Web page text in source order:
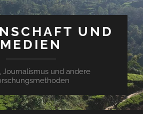
UND
MEDIEN
Journalismus und andere